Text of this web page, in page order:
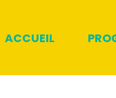
ACCUEIL